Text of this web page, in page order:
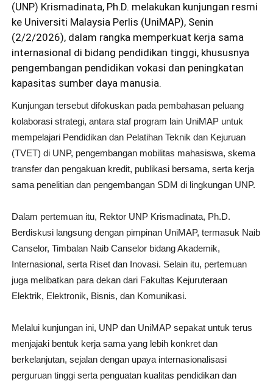
(UNP) Krismadinata, Ph.D. melakukan kunjungan resmi
ke Universiti Malaysia Perlis (UniMAP), Senin
(2/2/2026), dalam rangka memperkuat kerja sama
internasional di bidang pendidikan tinggi, khususnya
pengembangan pendidikan vokasi dan peningkatan
kapasitas sumber daya manusia.
Kunjungan tersebut difokuskan pada pembahasan peluang
kolaborasi strategi, antara staf program lain UniMAP untuk
mempelajari Pendidikan dan Pelatihan Teknik dan Kejuruan
(TVET) di UNP, pengembangan mobilitas mahasiswa, skema
transfer dan pengakuan kredit, publikasi bersama, serta kerja
sama penelitian dan pengembangan SDM di lingkungan UNP.
Dalam pertemuan itu, Rektor UNP Krismadinata, Ph.D.
Berdiskusi langsung dengan pimpinan UniMAP, termasuk Naib
Canselor, Timbalan Naib Canselor bidang Akademik,
Internasional, serta Riset dan Inovasi. Selain itu, pertemuan
juga melibatkan para dekan dari Fakultas Kejuruteraan
Elektrik, Elektronik, Bisnis, dan Komunikasi.
Melalui kunjungan ini, UNP dan UniMAP sepakat untuk terus
menjajaki bentuk kerja sama yang lebih konkret dan
berkelanjutan, sejalan dengan upaya internasionalisasi
perguruan tinggi serta penguatan kualitas pendidikan dan